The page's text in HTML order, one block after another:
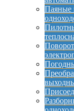
Паяные